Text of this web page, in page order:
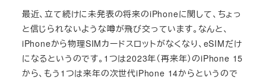
最近、立て続けに未発表の将来のiPhoneに関して、ちょっ
と信じられないような噂が飛び交っています。なんと、
iPhoneから物理SIMカードスロットがなくなり、eSIMだけ
になるというのです。1つは2023年（再来年）のiPhone 15
から、もう1つは来年の次世代iPhone 14からというので